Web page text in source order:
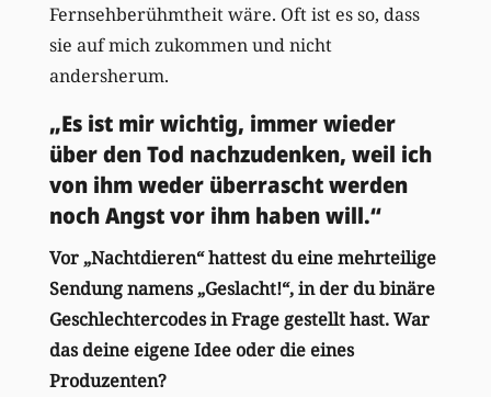
Fernsehberühmtheit wäre. Oft ist es so, dass
sie auf mich zukommen und nicht
andersherum.
„Es ist mir wichtig, immer wieder
über den Tod nachzudenken, weil ich
von ihm weder überrascht werden
noch Angst vor ihm haben will.“
Vor „Nachtdieren“ hattest du eine mehrteilige
Sendung namens „Geslacht!“, in der du binäre
Geschlechtercodes in Frage gestellt hast. War
das deine eigene Idee oder die eines
Produzenten?